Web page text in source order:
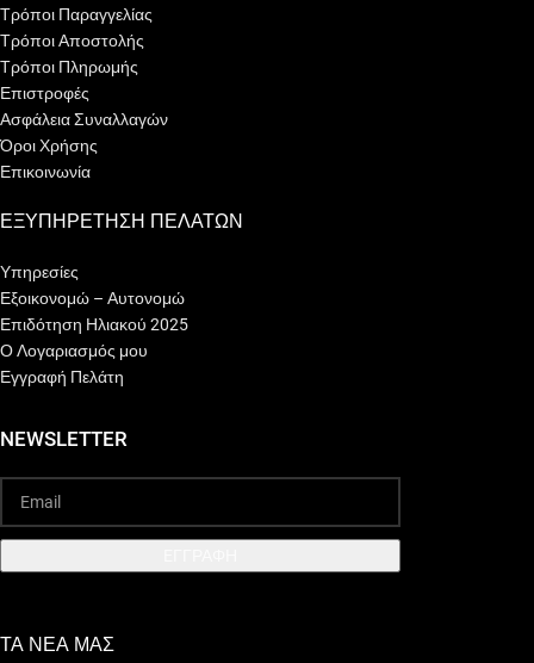
Τρόποι Παραγγελίας
Τρόποι Αποστολής
Τρόποι Πληρωμής
Επιστροφές
Ασφάλεια Συναλλαγών
Όροι Χρήσης
Επικοινωνία
ΕΞΥΠΗΡΕΤΗΣΗ ΠΕΛΑΤΩΝ
Υπηρεσίες
Εξοικονομώ – Αυτονομώ
Επιδότηση Ηλιακού 2025
Ο Λογαριασμός μου
Εγγραφή Πελάτη
NEWSLETTER
ΤΑ ΝΕΑ ΜΑΣ